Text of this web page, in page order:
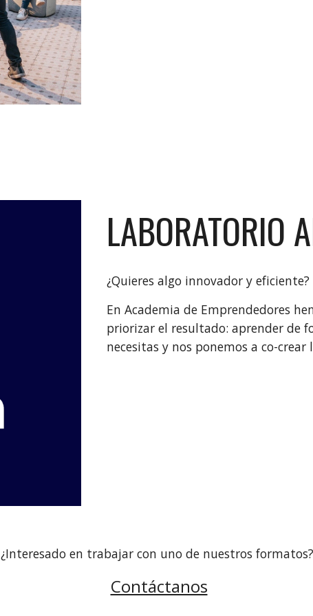
LABORATORIO
¿Quieres algo innovador y eficiente?
En Academia de Emprendedores
priorizar el resultado: aprender de
necesitas y nos ponemos a co-crear
¿Interesado en trabajar con uno de nuestros formatos?
Contáctanos